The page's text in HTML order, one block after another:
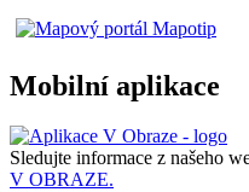
Mobilní aplikace
Sledujte informace z našeho
V OBRAZE.